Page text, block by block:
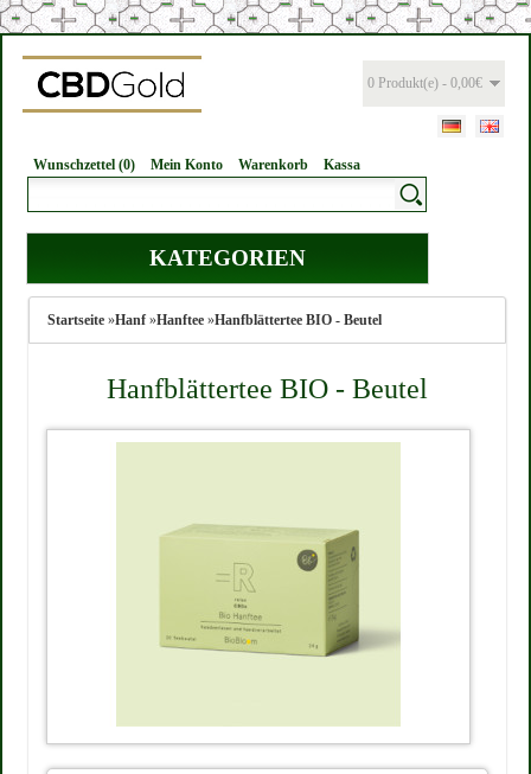
0 Produkt(e) - 0,00€
Wunschzettel (0) Mein Konto Warenkorb Kassa
KATEGORIEN
Startseite »Hanf »Hanftee »Hanfblättertee BIO - Beutel
Hanfblättertee BIO - Beutel